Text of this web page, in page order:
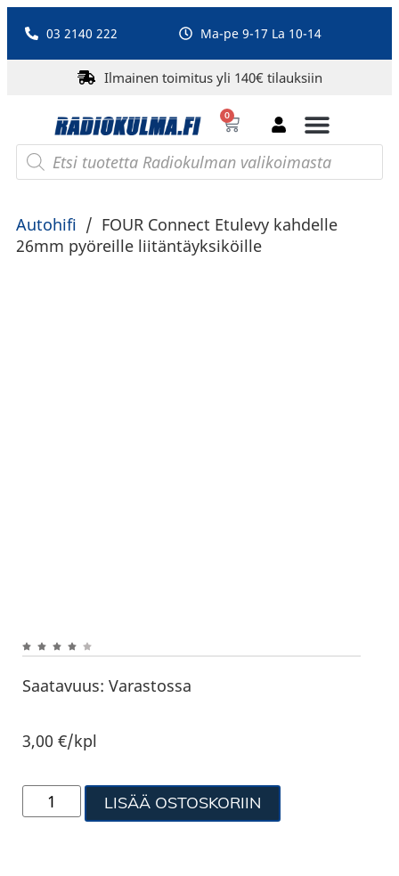
03 2140 222 Ma-pe 9-17 La 10-14
Ilmainen toimitus yli 140€ tilauksiin
0
Autohifi / FOUR Connect Etulevy kahdelle
26mm pyöreille liitäntäyksiköille
Saatavuus: Varastossa
3,00€/kpl
LISÄÄ OSTOSKORIIN